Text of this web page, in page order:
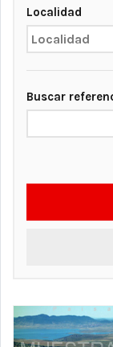
Localidad
Buscar